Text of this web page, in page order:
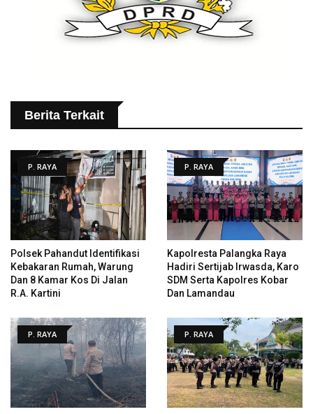
Berita Terkait
P. RAYA
Polsek Pahandut Identifikasi
Kebakaran Rumah, Warung
Dan 8 Kamar Kos Di Jalan
R.A. Kartini
P. RAYA
Kapolresta Palangka Raya
Hadiri Sertijab Irwasda, Karo
SDM Serta Kapolres Kobar
Dan Lamandau
P. RAYA P. RAYA